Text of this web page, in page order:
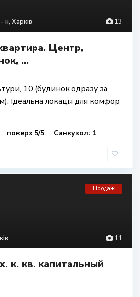
13
н, Харків
Центр,
...
10 (будинок одразу за
Ідеальна локація для комфор
поверх 5/5 Санвузол: 1
11
Продаж
к. кв. капитальный